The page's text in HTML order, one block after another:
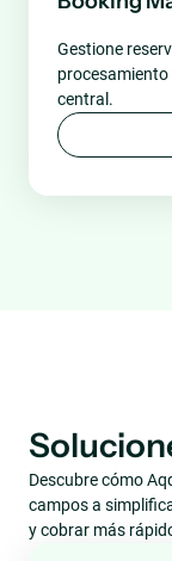
Gestione
central.
Descubre cómo
campos a
y cobrar más